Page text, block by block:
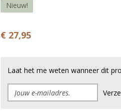
Nieuw!
€ 27,95
Laat het me weten wanneer dit